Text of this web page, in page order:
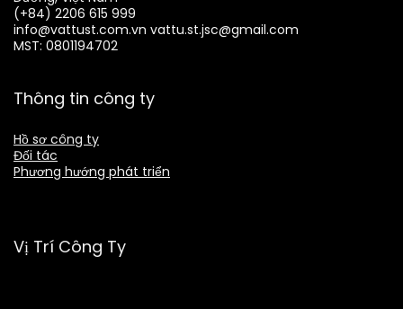
(+84) 2206 615 999
info@vattust.com.vn vattu.st.jsc@gmail.com
MST: 0801194702
Thông tin công ty
Hồ sơ công ty
Đối tác
Phương hướng phát triển
Vị Trí Công Ty